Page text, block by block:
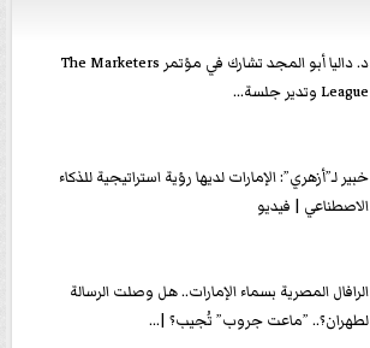
د. داليا أبو المجد تشارك في مؤتمر The Marketers
League وتدير جلسة...
خبير لـ”أزهري”: الإمارات لديها رؤية استراتيجية للذكاء
الاصطناعي | فيديو
الرافال المصرية بسماء الإمارات.. هل وصلت الرسالة
لطهران؟.. ”ماعت جروب” تُجيب؟ |...